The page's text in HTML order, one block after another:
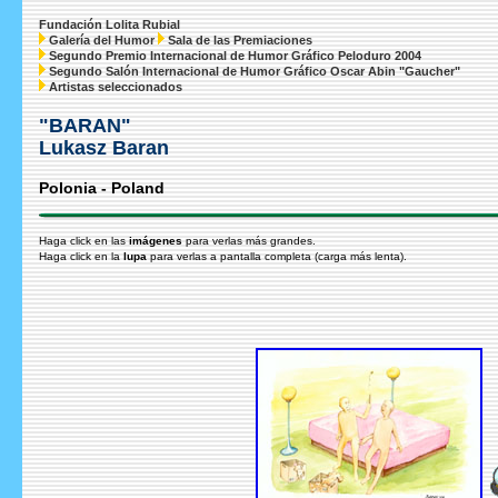
Fundación Lolita Rubial
Galería del Humor
Sala de las Premiaciones
Segundo Premio Internacional de Humor Gráfico Peloduro 2004
Segundo Salón Internacional de Humor Gráfico Oscar Abin "Gaucher"
Artistas seleccionados
"BARAN"
Lukasz Baran
Polonia - Poland
Haga click en las imágenes para verlas más grandes.
Haga click en la lupa para verlas a pantalla completa (carga más lenta).